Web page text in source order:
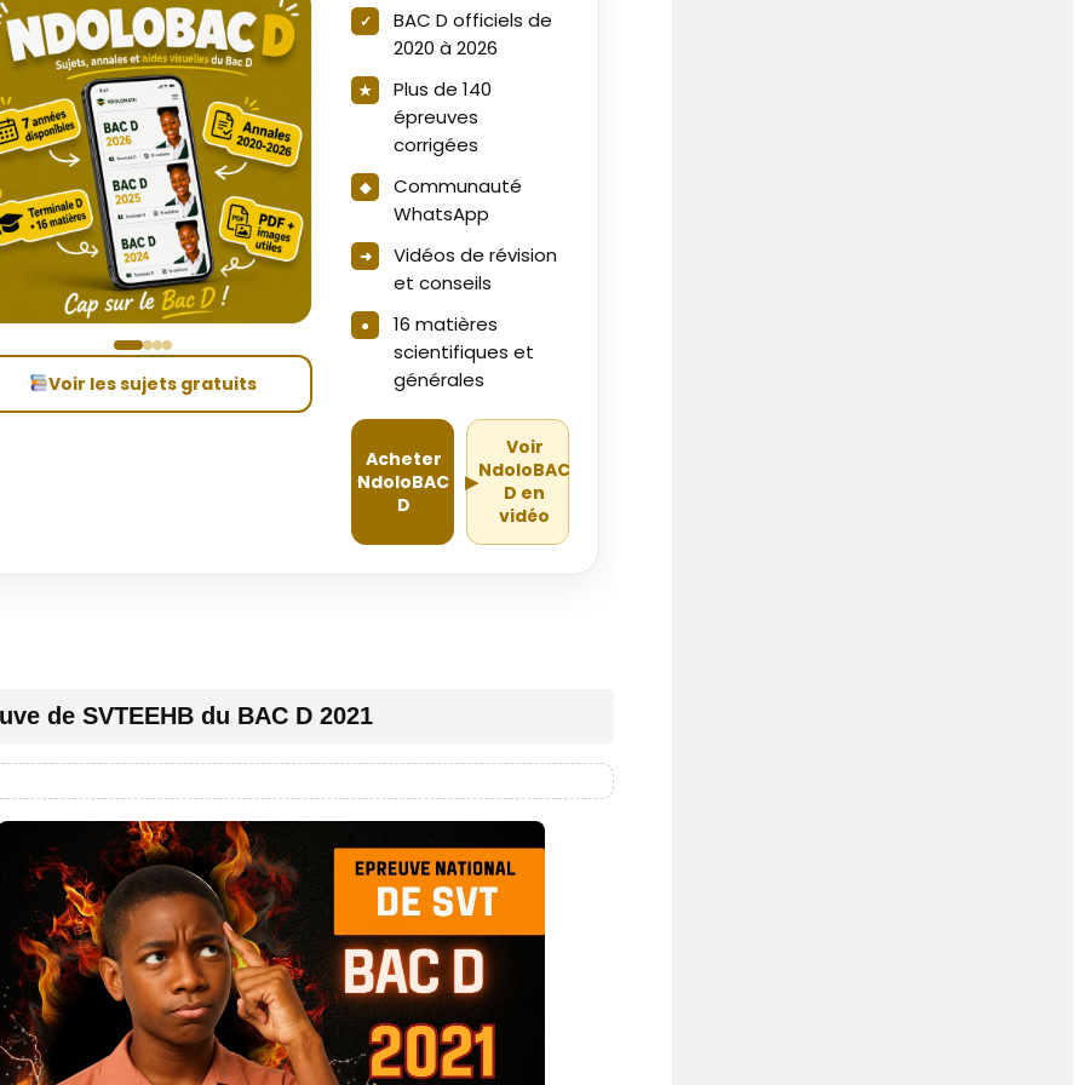
Voir les sujets gratuits
BAC D officiels de
2020 à 2026
Plus de 140
épreuves
corrigées
Communauté
WhatsApp
Vidéos de révision
et conseils
16 matières
scientifiques et
générales
Acheter
NdoloBAC
D
▶
Voir
NdoloBAC
D en
vidéo
de SVTEEHB du BAC D 2021